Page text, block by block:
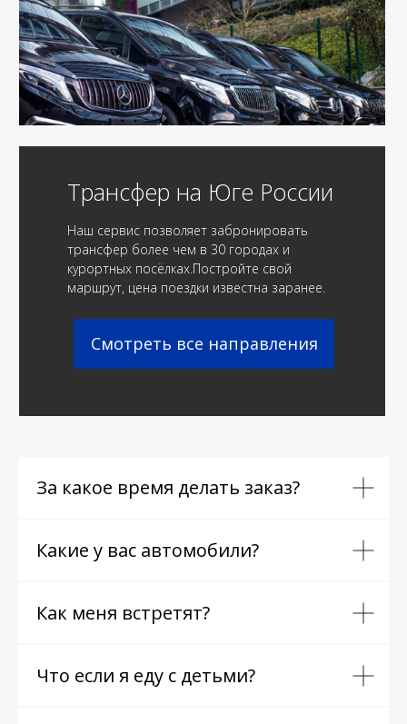
Трансфер на Юге России
Наш сервис позволяет забронировать
трансфер более чем в 30 городах и
курортных посёлках.Постройте свой
маршрут, цена поездки известна заранее.
Смотреть все направления
За какое время делать заказ?
Какие у вас автомобили?
Как меня встретят?
Что если я еду с детьми?